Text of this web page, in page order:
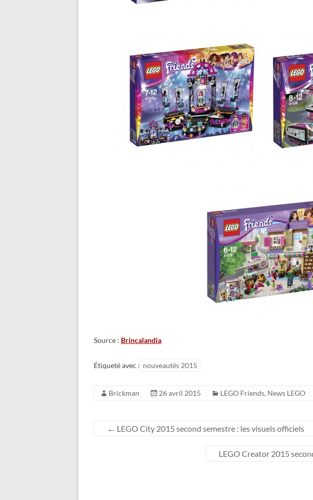
Source : Brincalandia
Étiqueté avec : nouveautés 2015
Brickman 26 avril 2015 LEGO Friends, News LEGO
← LEGO City 2015 second semestre : les visuels officiels
LEGO Creator 2015